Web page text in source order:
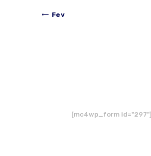
« Fev
[mc4wp_form id="297"]